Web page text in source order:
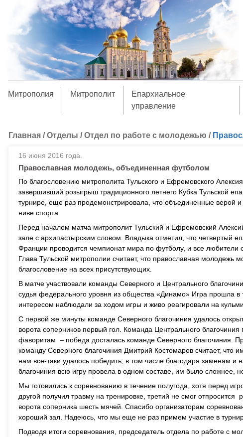
Митрополия Митрополит
Епархиальное
управление
Главная /Отделы /Отдел по работе с молодежью /
16 июня 2016 года.
Православная молодежь, объединенная футболом
По благословению митрополита Тульского и Ефремовского
завершивший розыгрыш традиционного летнего Кубка Тульской
турнире, еще раз продемонстрировала, что объединенные верой
ниве спорта.
Перед началом матча митрополит Тульский и Ефремовский
зале с архипастырским словом. Владыка отметил, что четвертый
Франции проводится чемпионат мира по футболу, и все любители
Глава Тульской митрополии считает, что православная
благословение на всех присутствующих.
В матче участвовали команды Северного и Центрального
судья федерального уровня из общества «Динамо» Игра прошла в
интересом наблюдали за ходом игры и живо реагировали на
С первой же минуты команде Северного благочиния удалось
ворота соперников первый гол. Команда Центрального
фаворитам – победа досталась команде Северного благочиния.
команду Северного благочиния Дмитрий Костомаров считает,
нам все-таки удалось победить, в том числе благодаря заменам
благочиния всю игру провела в одном составе, им было сложнее,
Мы готовились к соревнованию в течение полугода, хотя перед
другой получил травму на тренировке, третий не смог
ворота соперника шесть мячей. Спасибо организаторам
хороший зал. Надеюсь, что мы еще не раз примем участие в
Подводя итоги соревнования, председатель отдела по работе с